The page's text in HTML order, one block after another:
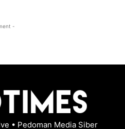
-
• Pedoman Media Siber